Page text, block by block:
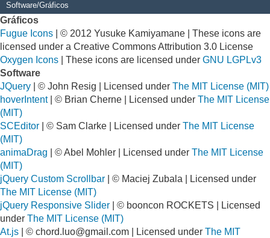
Software/Gráficos
Gráficos
Fugue Icons | © 2012 Yusuke Kamiyamane | These icons are
licensed under a Creative Commons Attribution 3.0 License
Oxygen Icons | These icons are licensed under GNU LGPLv3
Software
JQuery | © John Resig | Licensed under The MIT License (MIT)
hoverIntent| © Brian Cherne | Licensed under The MIT License
(MIT)
SCEditor | © Sam Clarke | Licensed under The MIT License
(MIT)
animaDrag | © Abel Mohler | Licensed under The MIT License
(MIT)
jQuery Custom Scrollbar | © Maciej Zubala | Licensed under
The MIT License (MIT)
jQuery Responsive Slider | © booncon ROCKETS | Licensed
under The MIT License (MIT)
At.js | © chord.luo@gmail.com | Licensed under The MIT